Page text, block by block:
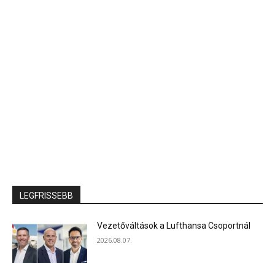
LEGFRISSEBB
Vezetőváltások a Lufthansa Csoportnál
2026.08.07.